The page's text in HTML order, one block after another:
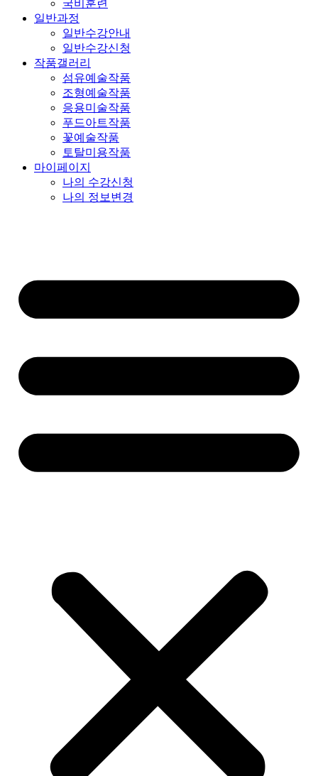
국비훈련
일반과정
일반수강안내
일반수강신청
작품갤러리
섬유예술작품
조형예술작품
응용미술작품
푸드아트작품
꽃예술작품
토탈미용작품
마이페이지
나의 수강신청
나의 정보변경